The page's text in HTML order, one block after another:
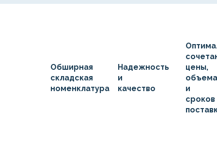
Обширная
складская
номенклатура
Надежность
и
качество
цены,
объема
и
сроков